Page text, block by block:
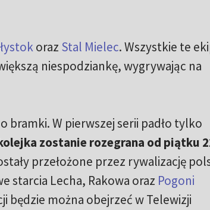
oraz Stal Mielec. Wszystkie te
niespodziankę, wygrywając na
bramki. W pierwszej serii padło tylko
zostanie rozegrana od piątku
przełożone przez rywalizację
starcia Lecha, Rakowa oraz Pogoni
będzie można obejrzeć w Telewizji